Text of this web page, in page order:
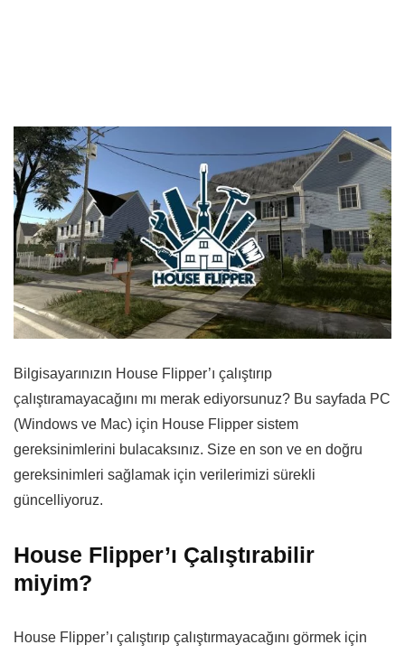
Bilgisayarınızın House Flipper’ı çalıştırıp
çalıştıramayacağını mı merak ediyorsunuz? Bu sayfada PC
(Windows ve Mac) için House Flipper sistem
gereksinimlerini bulacaksınız. Size en son ve en doğru
gereksinimleri sağlamak için verilerimizi sürekli
güncelliyoruz.
House Flipper’ı Çalıştırabilir
miyim?
House Flipper’ı çalıştırıp çalıştırmayacağını görmek için